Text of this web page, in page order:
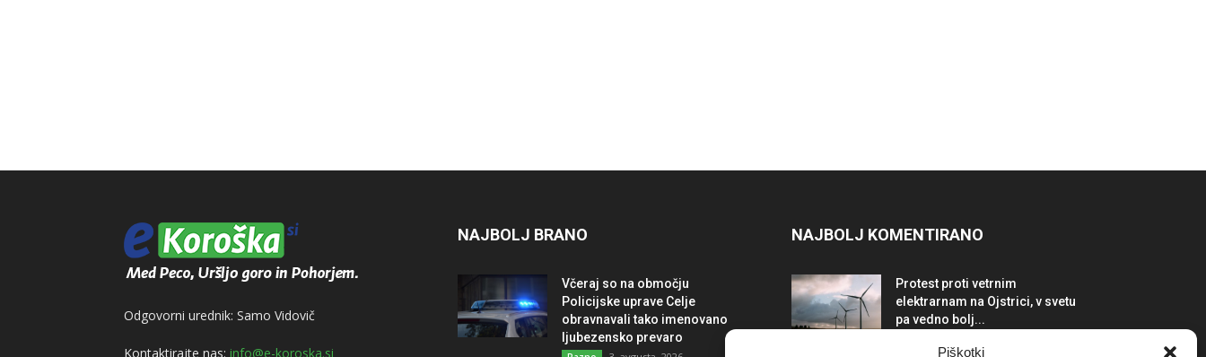
Piškotki
Odgovorni urednik: Samo Vidovič
Kontaktirajte nas: info@e-koroska.si
NAJBOLJ BRANO
Včeraj so na območju
Policijske uprave Celje
obravnavali tako imenovano
ljubezensko prevaro
NAJBOLJ KOMENTIRANO
Protest proti vetrnim
elektrarnam na Ojstrici, v svetu
pa vedno bolj...